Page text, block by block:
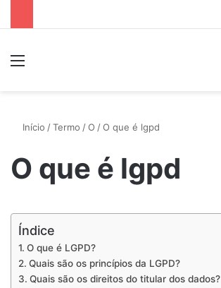
Início /Termo /O /O que é lgpd
O que é lgpd
Índice
O que é LGPD?
Quais são os princípios da LGPD?
Quais são os direitos do titular dos dados?